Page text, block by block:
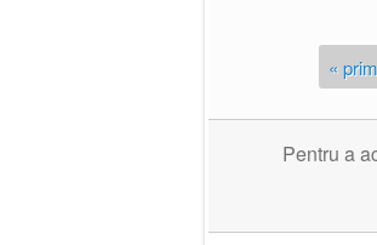
«
Pentru a